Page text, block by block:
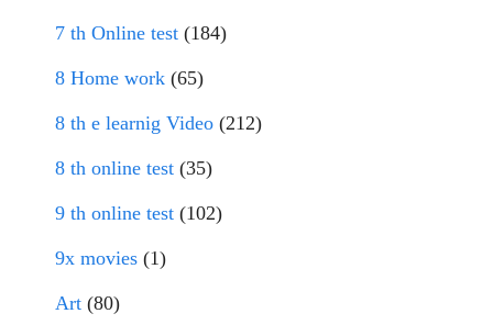
7 th Online test (184)
8 Home work (65)
8 th e learnig Video (212)
8 th online test (35)
9 th online test (102)
9x movies (1)
Art (80)